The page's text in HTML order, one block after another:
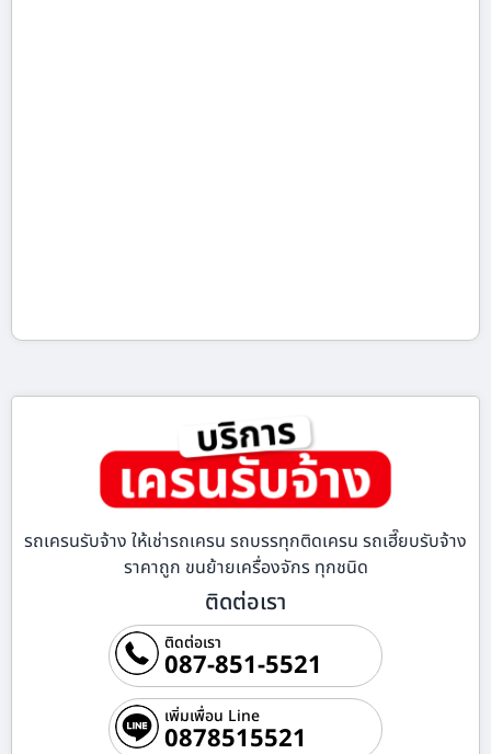
รถเครนรับจ้าง ให้เช่ารถเครน รถบรรทุกติดเครน รถเฮี๊ยบรับจ้าง
ราคาถูก ขนย้ายเครื่องจักร ทุกชนิด
ติดต่อเรา
ติดต่อเรา
087-851-5521
เพิ่มเพื่อน Line
0878515521